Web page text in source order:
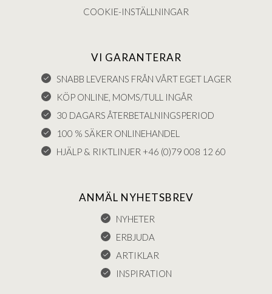
COOKIE-INSTÄLLNINGAR
VI GARANTERAR
SNABB LEVERANS FRÅN VÅRT EGET LAGER
KÖP ONLINE, MOMS/TULL INGÅR
30 DAGARS ÅTERBETALNINGSPERIOD
100 % SÄKER ONLINEHANDEL
HJÄLP & RIKTLINJER +46 (0)79 008 12 60
ANMÄL NYHETSBREV
NYHETER
ERBJUDA
ARTIKLAR
INSPIRATION